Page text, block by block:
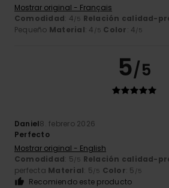
Mostrar original - Français
Comodidad: 4/5 Relación calidad-
Pequeño Material: 4 /5 Color: 4/5
5/5
Daniel8. febrero 2026
Perfecto
Mostrar original - English
Comodidad: 5/5 Relación calidad-
perfecta Material: 5/5 Color: 5 /5
Recomiendo este producto